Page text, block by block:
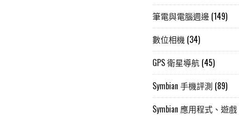
筆電與電腦週邊 (149)
數位相機 (34)
GPS 衛星導航 (45)
Symbian 手機評測 (89)
Symbian 應用程式、遊戲